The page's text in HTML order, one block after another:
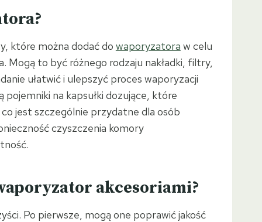
które można dodać do waporyzatora w celu
Mogą to być różnego rodzaju nakładki, filtry,
ułatwić i ulepszyć proces waporyzacji
na kapsułki dozujące, które
jest szczególnie przydatne dla osób
czyszczenia komory
akcesoriami?
Po pierwsze, mogą one poprawić jakość